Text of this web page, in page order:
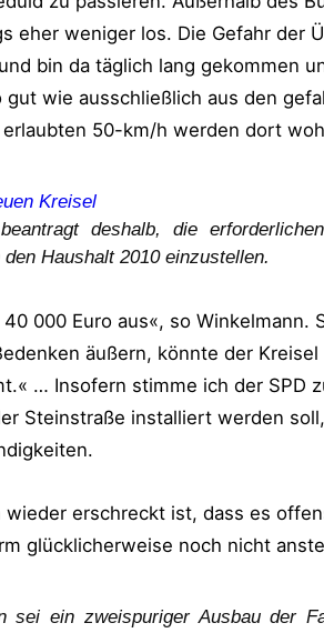
eher weniger los. Die Gefahr der
bin da täglich lang gekommen
gut wie ausschließlich aus den
50-km/h werden dort
Kreisel
deshalb, die
Haushalt 2010 einzustellen.
000 Euro aus«, so
äußern, könnte der
… Insofern stimme ich der SPD
Steinstraße installiert werden
wieder erschreckt ist, dass es
glücklicherweise noch nicht
sei ein zweispuriger Ausbau der